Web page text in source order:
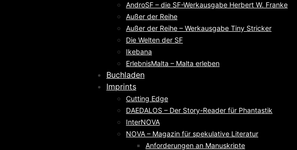
AndroSF – die SF-Werkausgabe Herbert W. Franke
Außer der Reihe
Außer der Reihe – Werkausgabe Tiny Stricker
Die Welten der SF
Ikebana
ErlebnisMalta – Malta erleben
Buchladen
Imprints
Cutting Edge
DAEDALOS – Der Story-Reader für Phantastik
InterNOVA
NOVA – Magazin für spekulative Literatur
Anforderungen an Manuskripte